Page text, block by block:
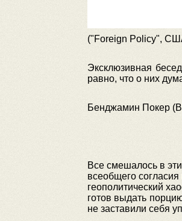
("Foreign Policy",
Эксклюзивная
равно, что о них
Бенджамин Покер
Все смешалось в
всеобщего
геополитический
готов выдать
не заставили себя